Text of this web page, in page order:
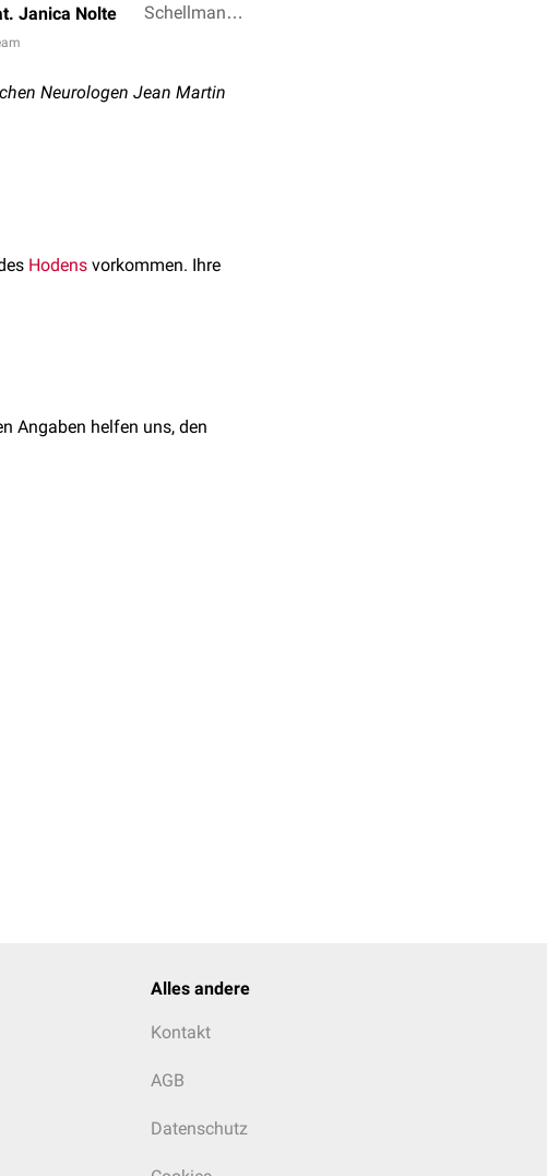
Janica Nolte
Schellmann,
Neurologen Jean Martin
Hodens vorkommen. Ihre
Angaben helfen uns, den
Alles andere
Kontakt
AGB
Datenschutz